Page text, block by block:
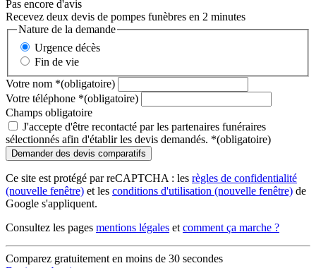
Pas encore d'avis
Recevez deux devis de pompes funèbres en 2 minutes
Nature de la demande
Urgence décès
Fin de vie
Votre nom *(obligatoire)
Votre téléphone *(obligatoire)
Champs obligatoire
J'accepte d'être recontacté par les partenaires funéraires
sélectionnés afin d'établir les devis demandés. *(obligatoire)
Ce site est protégé par reCAPTCHA : les règles de confidentialité
(nouvelle fenêtre) et les conditions d'utilisation (nouvelle fenêtre) de
Google s'appliquent.
Consultez les pages mentions légales et comment ça marche ?
Comparez gratuitement en moins de 30 secondes